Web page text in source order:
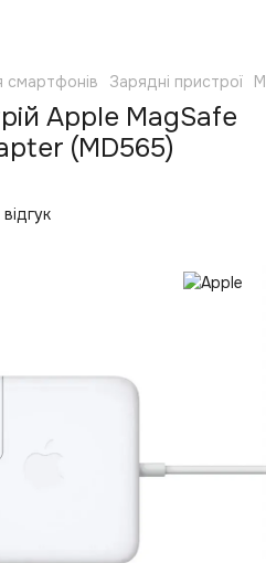
смартфонів Зарядні пристрої
Apple MagSafe
(MD565)